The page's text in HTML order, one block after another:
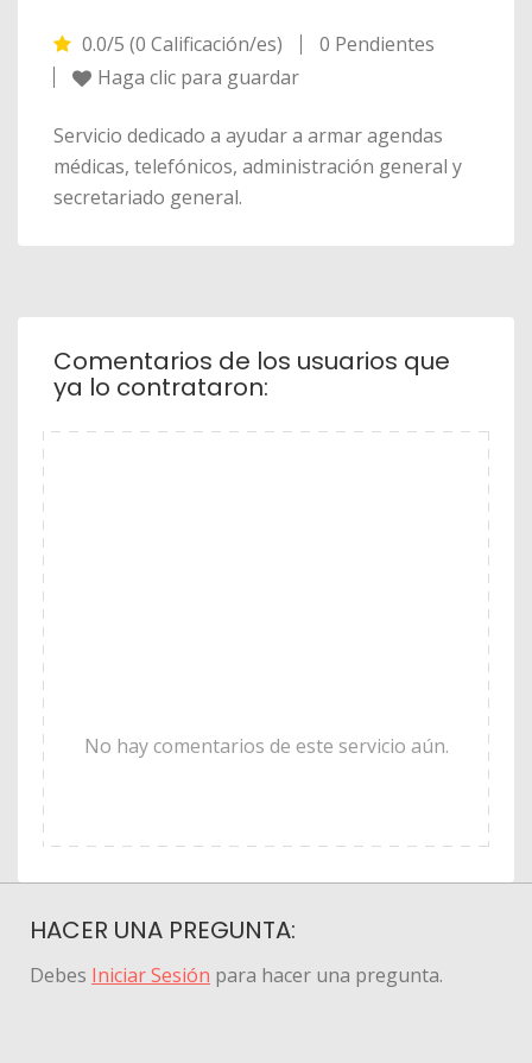
0.0/5 (0 Calificación/es)
0 Pendientes
Haga clic para guardar
Servicio dedicado a ayudar a armar agendas
médicas, telefónicos, administración general y
secretariado general.
Comentarios de los usuarios que
ya lo contrataron:
No hay comentarios de este servicio aún.
HACER UNA PREGUNTA:
Debes Iniciar Sesión para hacer una pregunta.